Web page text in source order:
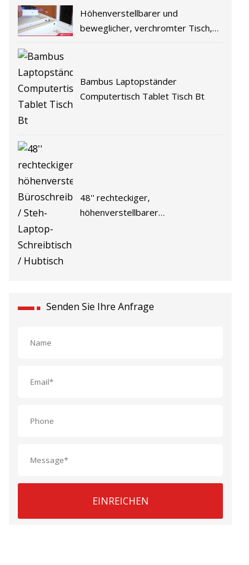
Höhenverstellbarer und
beweglicher, verchromter Tisch,
Bambus Laptopständer
Computertisch Tablet Tisch Bt
48'' rechteckiger,
höhenverstellbarer
Senden Sie Ihre Anfrage
EINREICHEN